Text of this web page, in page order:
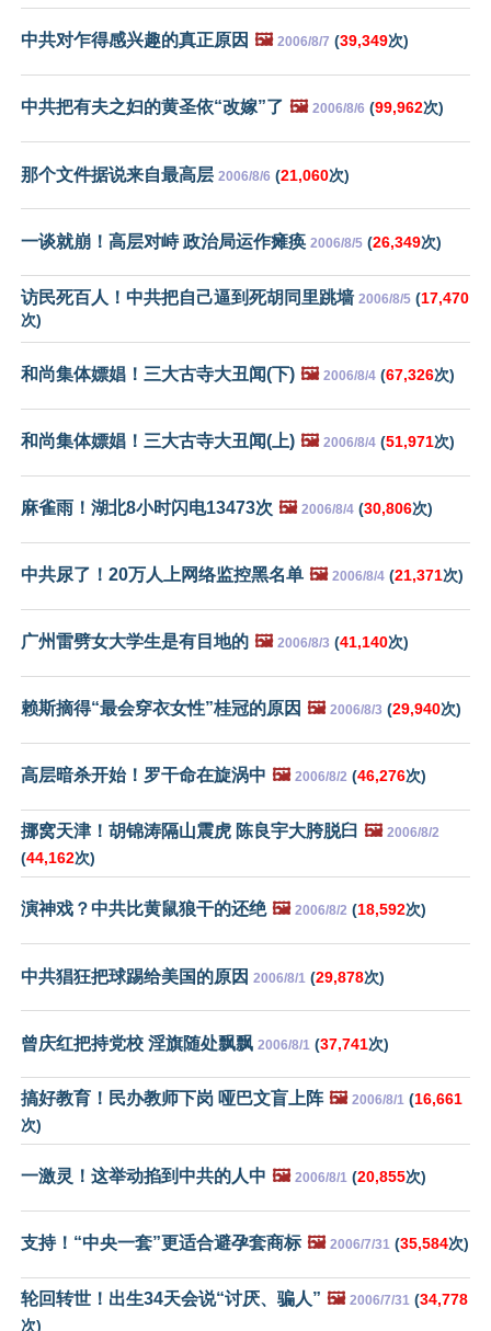
中共对乍得感兴趣的真正原因 🖼️ 2006/8/7 (39,349次)
中共把有夫之妇的黄圣依“改嫁”了 🖼️ 2006/8/6 (99,962次)
那个文件据说来自最高层 2006/8/6 (21,060次)
一谈就崩！高层对峙 政治局运作瘫痪 2006/8/5 (26,349次)
访民死百人！中共把自己逼到死胡同里跳墙 2006/8/5 (17,470
次)
和尚集体嫖娼！三大古寺大丑闻(下) 🖼️ 2006/8/4 (67,326次)
和尚集体嫖娼！三大古寺大丑闻(上) 🖼️ 2006/8/4 (51,971次)
麻雀雨！湖北8小时闪电13473次 🖼️ 2006/8/4 (30,806次)
中共尿了！20万人上网络监控黑名单 🖼️ 2006/8/4 (21,371次)
广州雷劈女大学生是有目地的 🖼️ 2006/8/3 (41,140次)
赖斯摘得“最会穿衣女性”桂冠的原因 🖼️ 2006/8/3 (29,940次)
高层暗杀开始！罗干命在旋涡中 🖼️ 2006/8/2 (46,276次)
挪窝天津！胡锦涛隔山震虎 陈良宇大胯脱臼 🖼️ 2006/8/2
(44,162次)
演神戏？中共比黄鼠狼干的还绝 🖼️ 2006/8/2 (18,592次)
中共猖狂把球踢给美国的原因 2006/8/1 (29,878次)
曾庆红把持党校 淫旗随处飘飘 2006/8/1 (37,741次)
搞好教育！民办教师下岗 哑巴文盲上阵 🖼️ 2006/8/1 (16,661
次)
一激灵！这举动掐到中共的人中 🖼️ 2006/8/1 (20,855次)
支持！“中央一套”更适合避孕套商标 🖼️ 2006/7/31 (35,584次)
轮回转世！出生34天会说“讨厌、骗人” 🖼️ 2006/7/31 (34,778
次)